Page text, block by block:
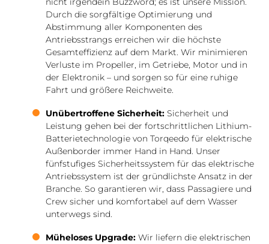
Durch die sorgfältige Optimierung und
Abstimmung aller Komponenten des
Antriebsstrangs erreichen wir die höchste
Gesamteffizienz auf dem Markt. Wir minimieren
Verluste im Propeller, im Getriebe, Motor und in
der Elektronik – und sorgen so für eine ruhige
Fahrt und größere Reichweite.
Unübertroffene Sicherheit: Sicherheit und
Leistung gehen bei der fortschrittlichen Lithium-
Batterietechnologie von Torqeedo für elektrische
Außenborder immer Hand in Hand. Unser
fünfstufiges Sicherheitssystem für das elektrische
Antriebssystem ist der gründlichste Ansatz in der
Branche. So garantieren wir, dass Passagiere und
Crew sicher und komfortabel auf dem Wasser
unterwegs sind.
Müheloses Upgrade: Wir liefern die elektrischen